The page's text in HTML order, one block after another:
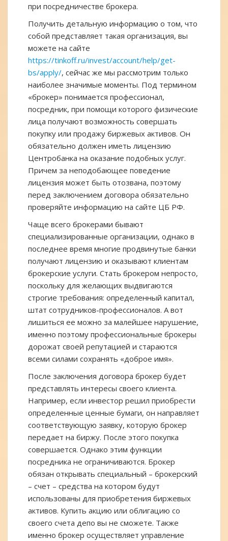
при посредничестве брокера.
Получить детальную информацию о том, что
собой представляет такая организация, вы
можете на сайте
https://tinkoff.ru/invest/account/help/get-
bs/apply/, сейчас же мы рассмотрим только
наиболее значимые моменты. Под термином
«брокер» понимается профессионал,
посредник, при помощи которого физические
лица получают возможность совершать
покупку или продажу биржевых активов. Он
обязательно должен иметь лицензию
Центробанка на оказание подобных услуг.
Причем за неподобающее поведение
лицензия может быть отозвана, поэтому
перед заключением договора обязательно
проверяйте информацию на сайте ЦБ РФ.
Чаще всего брокерами бывают
специализированные организации, однако в
последнее время многие продвинутые банки
получают лицензию и оказывают клиентам
брокерские услуги. Стать брокером непросто,
поскольку для желающих выдвигаются
строгие требования: определенный капитал,
штат сотрудников-профессионалов. А вот
лишиться ее можно за малейшее нарушение,
именно поэтому профессиональные брокеры
дорожат своей репутацией и стараются
всеми силами сохранять «доброе имя».
После заключения договора брокер будет
представлять интересы своего клиента.
Например, если инвестор решил приобрести
определенные ценные бумаги, он направляет
соответствующую заявку, которую брокер
передает на биржу. После этого покупка
совершается. Однако этим функции
посредника не ограничиваются. Брокер
обязан открывать специальный – брокерский
– счет – средства на котором будут
использованы для приобретения биржевых
активов. Купить акцию или облигацию со
своего счета депо вы не сможете. Также
именно брокер осуществляет управление